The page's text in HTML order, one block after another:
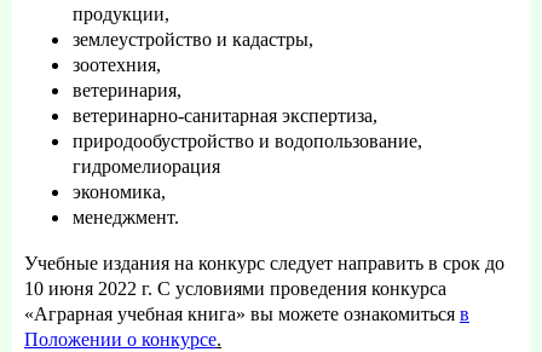
продукции,
землеустройство и кадастры,
зоотехния,
ветеринария,
ветеринарно-санитарная экспертиза,
природообустройство и водопользование,
гидромелиорация
экономика,
менеджмент.
Учебные издания на конкурс следует направить в срок до
10 июня 2022 г. С условиями проведения конкурса
«Аграрная учебная книга» вы можете ознакомиться в
Положении о конкурсе.